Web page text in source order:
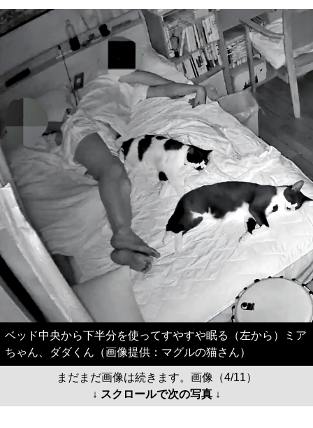
ベッド中央から下半分を使ってすやすや眠る（左から）ミア
ちゃん、ダダくん（画像提供：マグルの猫さん）
まだまだ画像は続きます。画像（4/11）
↓ スクロールで次の写真 ↓